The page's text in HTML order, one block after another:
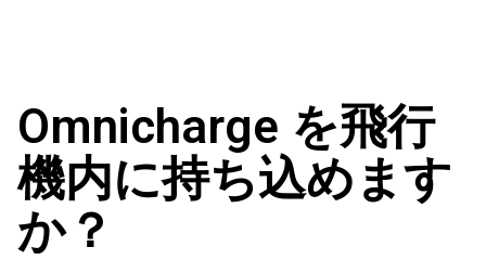
Omnicharge を飛行
機内に持ち込めます
か？